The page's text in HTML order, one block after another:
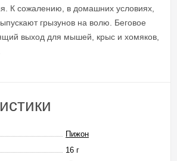
К сожалению, в домашних условиях,
грызунов на волю. Беговое
выход для мышей, крыс и хомяков,
Пижон
16 г